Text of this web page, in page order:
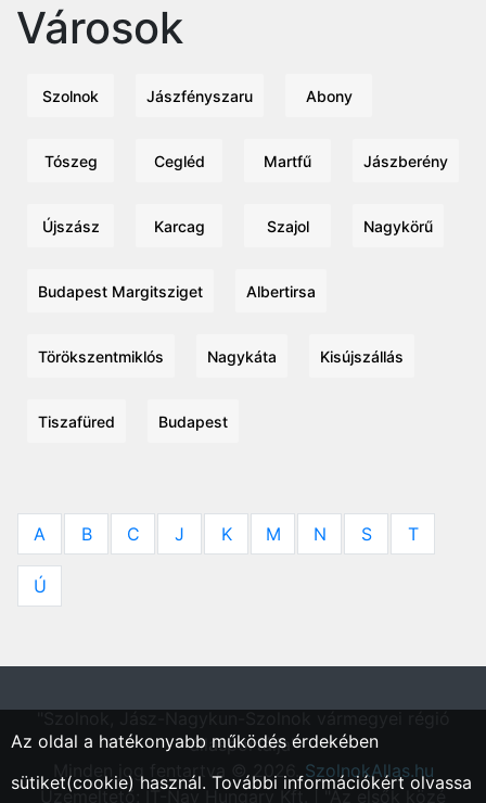
Városok
Szolnok Jászfényszaru Abony
Tószeg Cegléd Martfű Jászberény
Újszász Karcag Szajol Nagykörű
Budapest Margitsziget Albertirsa
Törökszentmiklós Nagykáta Kisújszállás
Tiszafüred Budapest
A B C J K M N S T
Ú
állásportálja"
Minden jog fentartva © 2026.SzolnokAllas.hu
Üzemeltető: IT-Nav Hungary Kft. | "Az elsők közé
Az oldal a hatékonyabb működés érdekében
sütiket(cookie) használ. További információkért olvassa